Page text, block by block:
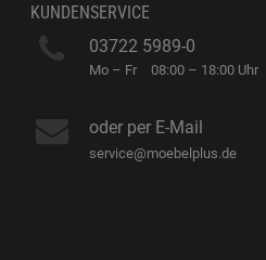
KUNDENSERVICE
03722 5989-0
Mo – Fr 08:00 – 18:00 Uhr
oder per E-Mail
service@moebelplus.de